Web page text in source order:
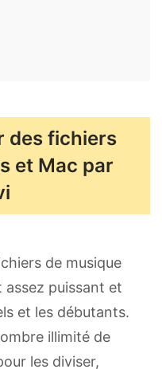
des fichiers
et Mac par
de musique
assez puissant et
et les débutants.
illimité de
les diviser,